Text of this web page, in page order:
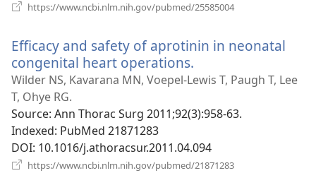
https://www.ncbi.nlm.nih.gov/pubmed/25585004
вікні)
Efficacy and safety of aprotinin in neonatal
congenital heart operations.
у
вікні)
Wilder NS, Kavarana MN, Voepel-Lewis T, Paugh T, Lee
T, Ohye RG.
Source‎: Ann Thorac Surg 2011;92(3):958-63.
Indexed‎: PubMed 21871283
DOI‎: 10.1016/j.athoracsur.2011.04.094
https://www.ncbi.nlm.nih.gov/pubmed/21871283